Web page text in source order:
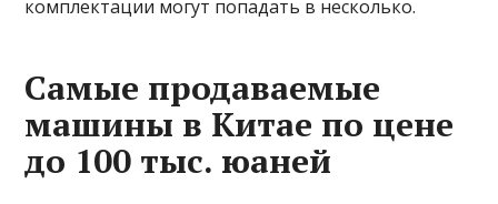
комплектации могут попадать в несколько.
Самые продаваемые
машины в Китае по цене
до 100 тыс. юаней